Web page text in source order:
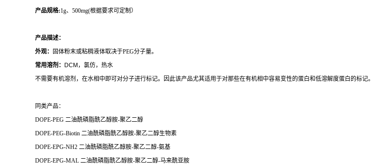
产品规格:1g、500mg(根据要求可定制）
产品描述：
外观：
固体粉末或粘稠液体取决于PEG分子量。
常用溶剂：
DCM，氯仿，热水
不需要有机溶剂，在水相中即可对分子进行标记。因此该产品尤其适用于对那些在有机相中容易变性的蛋白和低溶解度蛋白的标记。
同类产品：
DOPE-PEG 二油酰磷脂酰乙醇胺-聚乙二醇
DOPE-PEG-Biotin 二油酰磷脂酰乙醇胺-聚乙二醇生物素
DOPE-EPG-NH2 二油酰磷脂酰乙醇胺-聚乙二醇-氨基
DOPE-EPG-MAL 二油酰磷脂酰乙醇胺-聚乙二醇-马来酰亚胺